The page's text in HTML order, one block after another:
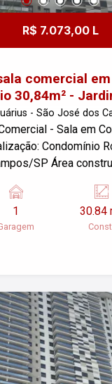
R$ 7.073,00 L
comercial em
30,84m² -
- São José dos
- Sala em
30,84 m²
comerciais, com
fácil acesso. O
infraestrutura
1 30.84